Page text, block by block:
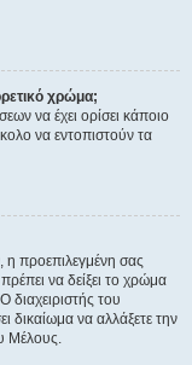
χρώμα;
να έχει ορίσει κάποιο
να εντοπιστούν τα
προεπιλεγμένη σας
να δείξει το χρώμα
του
να αλλάξετε την
Μέλους.